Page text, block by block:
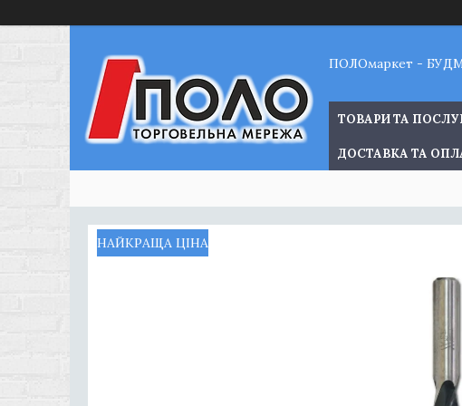
ПОЛОмаркет -
ТОВАРИ ТА
ДОСТАВКА ТА
НАЙКРАЩА ЦІНА